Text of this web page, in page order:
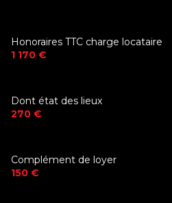
Honoraires TTC charge locataire
1 170 €
Dont état des lieux
270 €
Complément de loyer
150 €